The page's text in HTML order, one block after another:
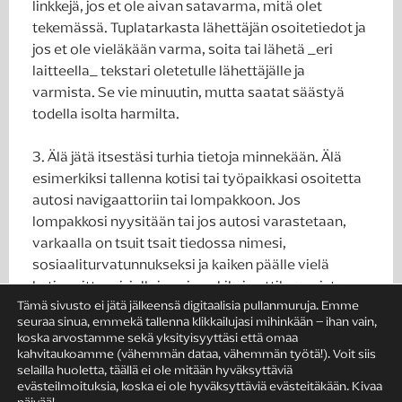
linkkejä, jos et ole aivan satavarma, mitä olet
tekemässä. Tuplatarkasta lähettäjän osoitetiedot ja
jos et ole vieläkään varma, soita tai lähetä _eri
laitteella_ tekstari oletetulle lähettäjälle ja
varmista. Se vie minuutin, mutta saatat säästyä
todella isolta harmilta.
3. Älä jätä itsestäsi turhia tietoja minnekään. Älä
esimerkiksi tallenna kotisi tai työpaikkasi osoitetta
autosi navigaattoriin tai lompakkoon. Jos
lompakkosi nyysitään tai jos autosi varastetaan,
varkaalla on tsuit tsait tiedossa nimesi,
sosiaaliturvatunnukseksi ja kaiken päälle vielä
kotiosoitteesi, jolloin esimerkiksi nettikaupoista
tavaran tilaaminen sinun tai yrityksesi nimellä
saattaa onnistua.
4. Jos olet hotellin, kahvilan tai baarin asiakas ja
istahdat hetkeksi ”selailemaan nettiä” ja lukemaan
Tämä sivusto ei jätä jälkeensä digitaalisia pullanmuruja. Emme
seuraa sinua, emmekä tallenna klikkailujasi mihinkään – ihan vain,
koska arvostamme sekä yksityisyyttäsi että omaa
kahvitaukoamme (vähemmän dataa, vähemmän työtä!). Voit siis
selailla huoletta, täällä ei ole mitään hyväksyttäviä
evästeilmoituksia, koska ei ole hyväksyttäviä evästeitäkään. Kivaa